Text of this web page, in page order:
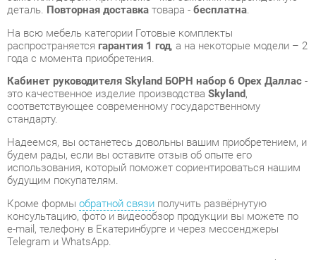
Кабинет руководителя Skyland БОРН набор 6 Орех Даллас
это качественное изделие производства
соответствующее современному государственному
стандарту.
Надеемся, вы останетесь довольны вашим приобретением, и
будем рады, если вы оставите отзыв об опыте его
использования, который поможет сориентироваться нашим
будущим покупателям.
консультацию, фото и видеообзор продукции вы можете по
e-mail, телефону в Екатеринбурге и через мессенджеры
Telegram и WhatsApp.
нашем шоу-руме и купить Кабинет руководителя Skyland
БОРН набор 6 Орех Даллас, самостоятельно забрав его с
нашего центрального склада в г. Екатеринбург. Полный
список адресов и магазинов смотрите на странице